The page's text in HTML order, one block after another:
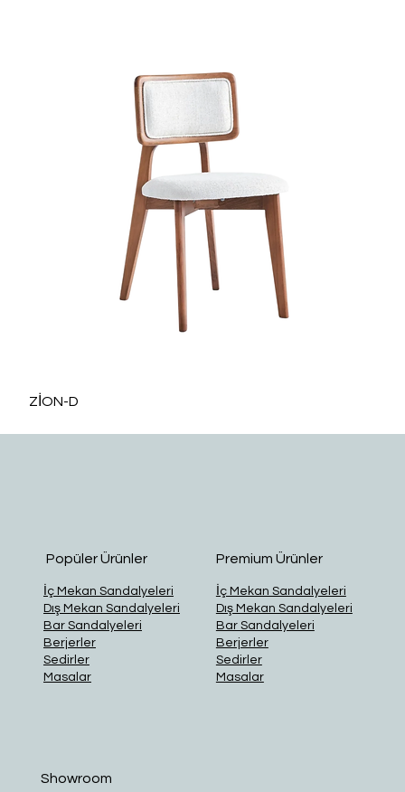
ZİON-D
Showroom
Popüler Ürünler
İç Mekan Sandalyeleri
Dış Mekan Sandalyeleri
Bar Sandalyeleri
Berjerler
Sedirler
Masalar
Premium Ürünler
İç Mekan Sandalyeleri
Dış Mekan Sandalyeleri
Bar Sandalyeleri
Berjerler
Sedirler
Masalar